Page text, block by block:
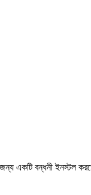
জন্য একটি বন্ধনী ইনস্টল